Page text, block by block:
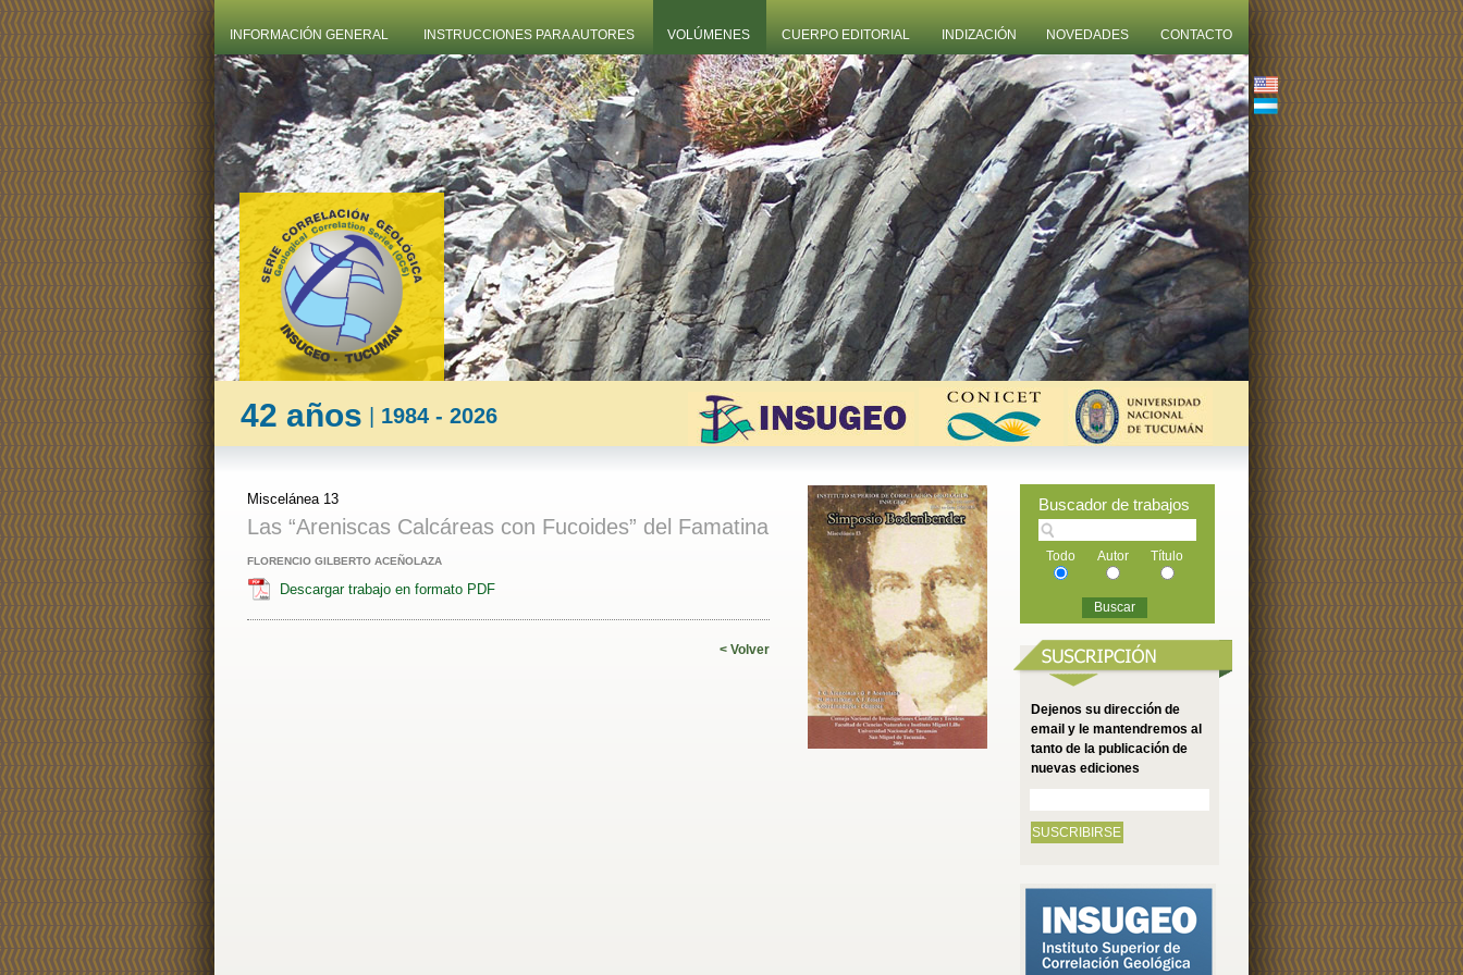
INFORMACIÓN GENERAL INSTRUCCIONES PARA AUTORES VOLÚMENES CUERPO EDITORIAL INDIZACIÓN NOVEDADES CONTACTO
42 años | 1984 - 2026
Miscelánea 13
Las “Areniscas Calcáreas con Fucoides” del Famatina
FLORENCIO GILBERTO ACEÑOLAZA
Descargar trabajo en formato PDF
< Volver
Buscador de trabajos
Todo Autor Título
Dejenos su dirección de
email y le mantendremos al
tanto de la publicación de
nuevas ediciones